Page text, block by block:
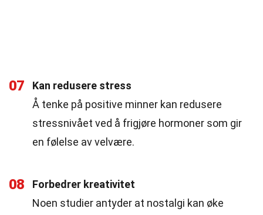
07
Kan redusere stress
Å tenke på positive minner kan redusere
stressnivået ved å frigjøre hormoner som gir
en følelse av velvære.
08
Forbedrer kreativitet
Noen studier antyder at nostalgi kan øke